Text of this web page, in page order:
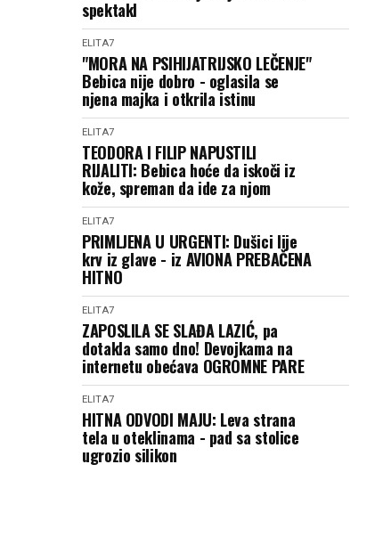
spektakl
ELITA7
"MORA NA PSIHIJATRIJSKO LEČENJE"
Bebica nije dobro - oglasila se
njena majka i otkrila istinu
ELITA7
TEODORA I FILIP NAPUSTILI
RIJALITI: Bebica hoće da iskoči iz
kože, spreman da ide za njom
ELITA7
PRIMLJENA U URGENTI: Dušici lije
krv iz glave - iz AVIONA PREBAČENA
HITNO
ELITA7
ZAPOSLILA SE SLAĐA LAZIĆ, pa
dotakla samo dno! Devojkama na
internetu obećava OGROMNE PARE
ELITA7
HITNA ODVODI MAJU: Leva strana
tela u oteklinama - pad sa stolice
ugrozio silikon